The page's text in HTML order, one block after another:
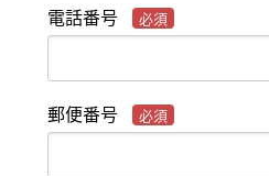
電話番号
郵便番号